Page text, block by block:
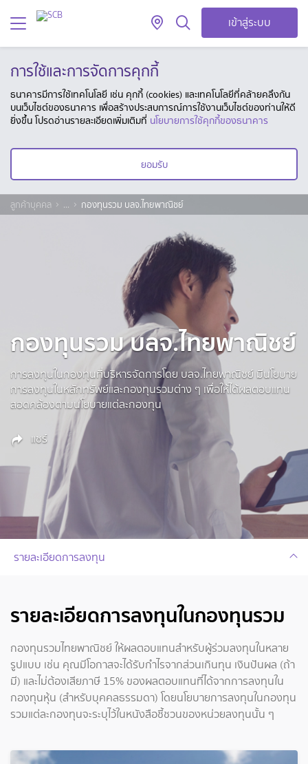
เข้าสู่ระบบ
การใช้และการจัดการคุกกี้
ธนาคารมีการใช้เทคโนโลยี เช่น คุกกี้ (cookies) และเทคโนโลยีที่คล้ายคลึงกัน
บนเว็บไซต์ของธนาคาร เพื่อสร้างประสบการณ์การใช้งานเว็บไซต์ของท่านให้ดี
ยิ่งขึ้น โปรดอ่านรายละเอียดเพิ่มเติมที่ นโยบายการใช้คุกกี้ของธนาคาร
ยอมรับ
ลูกค้าบุคคล ... กองทุนรวม บลจ.ไทยพาณิชย์
กองทุนรวม บลจ.ไทยพาณิชย์
การลงทุนในกองทุนที่บริหารจัดการโดย บลจ.ไทยพาณิชย์ มีนโยบาย
การลงทุนในหลักทรัพย์และกองทุนรวมต่าง ๆ เพื่อให้ได้ผลตอบแทน
สอดคล้องตามนโยบายแต่ละกองทุน
แชร์
รายละเอียดการลงทุน
รายละเอียดการลงทุนในกองทุนรวม
กองทุนรวมไทยพาณิชย์ ให้ผลตอบแทนสำหรับผู้ร่วมลงทุนในหลาย
รูปแบบ เช่น คุณมีโอกาสจะได้รับกำไรจากส่วนเกินทุน เงินปันผล (ถ้า
มี) และไม่ต้องเสียภาษี 15% ของผลตอบแทนที่ได้จากการลงทุนใน
กองทุนหุ้น (สำหรับบุคคลธรรมดา) โดยนโยบายการลงทุนในกองทุน
รวมแต่ละกองทุนจะระบุไว้ในหนังสือชี้ชวนของหน่วยลงทุนนั้น ๆ